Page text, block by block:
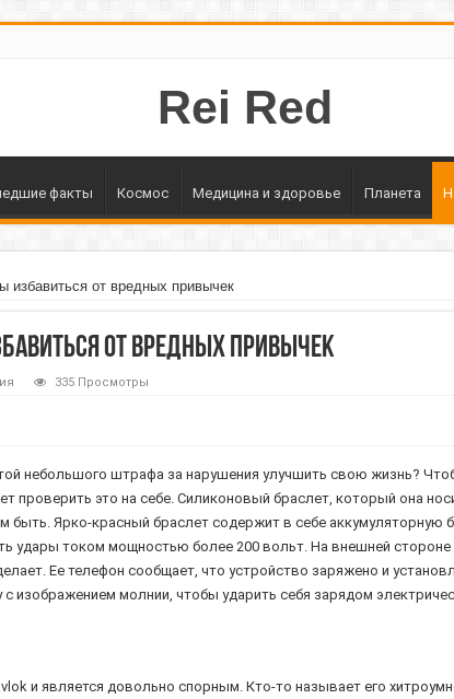
Rei Red
факты Космос Медицина и здоровье Планета
избавиться от вредных привычек
от вредных привычек
335 Просмотры
небольшого штрафа за нарушения улучшить свою жизнь?
проверить это на себе. Силиконовый браслет, который она
быть. Ярко-красный браслет содержит в себе аккумуляторную
удары током мощностью более 200 вольт. На внешней
Ее телефон сообщает, что устройство заряжено и
с изображением молнии, чтобы ударить себя зарядом
и является довольно спорным. Кто-то называет его